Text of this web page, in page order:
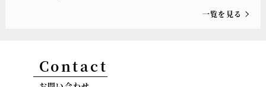
一覧を見る
Contact